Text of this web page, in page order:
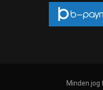
Minden jog